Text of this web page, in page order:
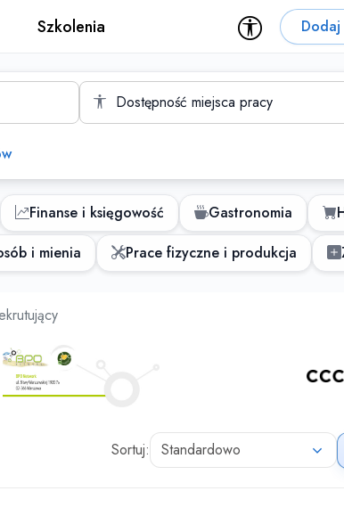
Szkolenia Dodaj
Dostępność miejsca pracy
Finanse i księgowość Gastronomia
i mienia Prace fizyczne i produkcja
pracy dla osób z
Sortuj: Standardowo